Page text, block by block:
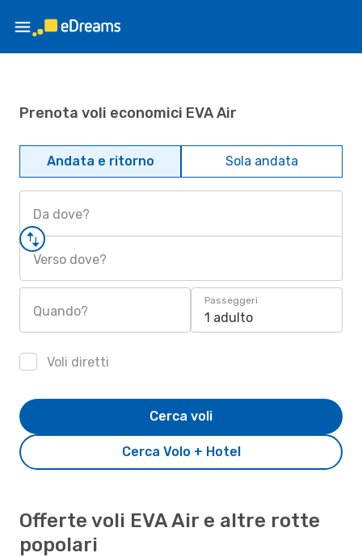
Prenota voli economici EVA Air
Andata e ritorno Sola andata
Da dove?
Verso dove?
Quando?
Passeggeri
1 adulto
Voli diretti
Cerca Volo + Hotel
Cerca voli
Offerte voli EVA Air e altre rotte
popolari